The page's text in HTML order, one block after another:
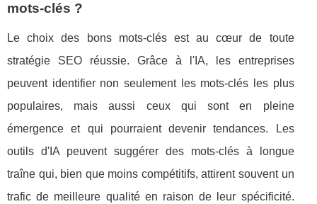
mots-clés ?
Le choix des bons mots-clés est au cœur de toute
stratégie SEO réussie. Grâce à l'IA, les entreprises
peuvent identifier non seulement les mots-clés les plus
populaires, mais aussi ceux qui sont en pleine
émergence et qui pourraient devenir tendances. Les
outils d'IA peuvent suggérer des mots-clés à longue
traîne qui, bien que moins compétitifs, attirent souvent un
trafic de meilleure qualité en raison de leur spécificité.